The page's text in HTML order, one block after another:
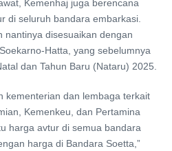
Kemenhaj juga berencana
di seluruh bandara embarkasi.
nantinya disesuaikan dengan
Hatta, yang sebelumnya
dan Tahun Baru (Nataru) 2025.
kementerian dan lembaga terkait
Kemenkeu, dan Pertamina
harga avtur di semua bandara
harga di Bandara Soetta,”